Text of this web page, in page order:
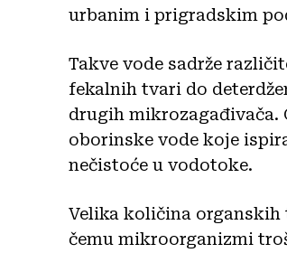
urbanim i prigradskim
Takve vode sadrže
fekalnih tvari do
drugih mikrozagađivača.
oborinske vode koje
nečistoće u vodotoke.
Velika količina
čemu mikroorganizmi